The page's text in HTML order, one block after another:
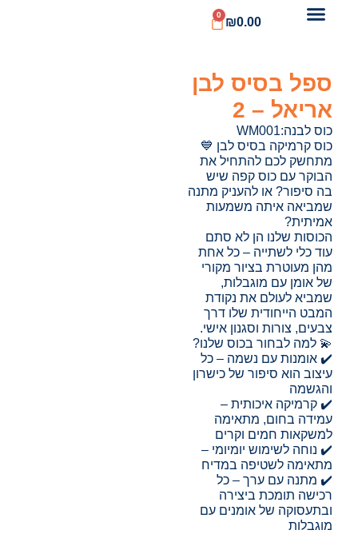
₪0.00
0
ספל בסיס לבן
אריאל – 2
כוס לבנה:WM001
כוס קרמיקה בסיס לבן 💙
מתחשק לכם להתחיל את
הבוקר עם כוס קפה שיש
בה סיפור? או להעניק מתנה
שמביאה איתה משמעות
אמיתית?
הכוסות שלנו הן לא סתם
עוד כלי לשתייה – כל אחת
מהן מעוטרת בציור מקורי
של אומן עם מוגבלות,
שמביא לעולם את נקודת
המבט הייחודית שלו דרך
צבעים, צורות וסגנון אישי.
💫 למה לבחור בכוס שלנו?
✔️ אומנות עם נשמה – כל
עיצוב הוא סיפור של כישרון
והגשמה
✔️ קרמיקה איכותית –
עמידה בחום, מתאימה
למשקאות חמים וקרים
✔️ נוחה לשימוש יומיומי –
מתאימה לשטיפה במדיח
✔️ מתנה עם ערך – כל
רכישה תומכת ביצירה
ובתעסוקה של אומנים עם
מוגבלות